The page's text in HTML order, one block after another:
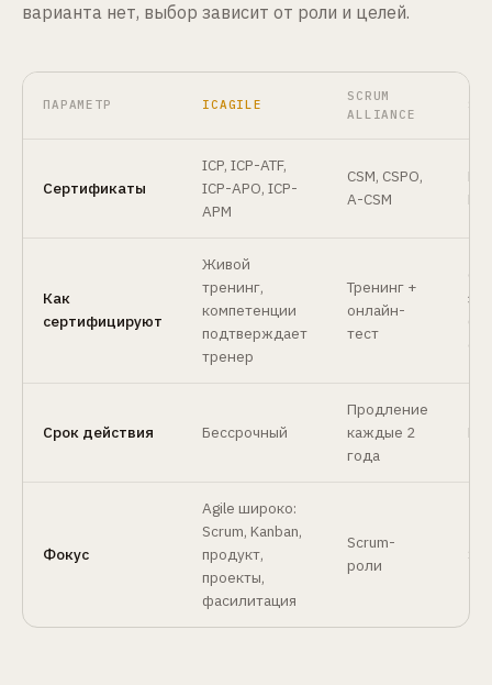
варианта нет, выбор зависит от роли и целей.
ПАРАМЕТР ICAGILE
SCRUM
ALLIANCE
Сертификаты
ICP, ICP-ATF,
ICP-APO, ICP-
APM
CSM, CSPO,
A-CSM
PAL
Как
сертифицируют
Живой
тренинг,
компетенции
подтверждает
тренер
Тренинг +
онлайн-
тест
Срок действия Бессрочный
Продление
каждые 2
года
Фокус
Agile широко:
Scrum, Kanban,
продукт,
проекты,
фасилитация
Scrum-
роли